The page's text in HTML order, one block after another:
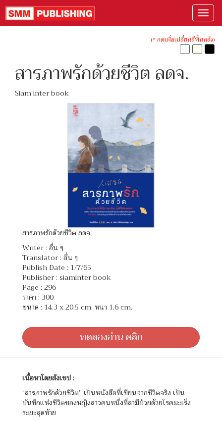
(* กดเพื่อเปลี่ยนสีพื้นหลัง)
สารภาพรักด้วยชีวิต ลดจ.
Siam inter book
สารภาพรักด้วยชีวิต ลดจ.
Writer : อื่น ๆ
Translator : อื่น ๆ
Publish Date : 1/7/65
Publisher : siaminter book
Page : 296
ราคา : 300
ขนาด : 14.3 x 20.5 cm. หนา 1.6 cm.
ทดลองอ่าน คลิก
เนื้อหาโดยสังเขป :
“สารภาพรักด้วยชีวิต” เป็นหนังสือที่เขียนจากชีวิตจริง เป็น
บันทึกแห่งชีวิตของหญิงสาวคนหนึ่งที่สามีป่วยด้วยโรคมะเร็ง
ระยะสุดท้าย